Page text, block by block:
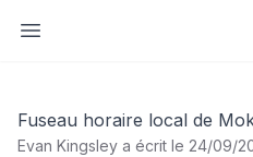
Ouvrir la barre latérale
Fuseau horaire local de
Evan Kingsley a écrit le 24/09/